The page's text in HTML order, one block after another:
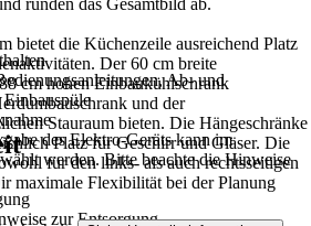
Ab- und
des Elektro-Geräts kann im
werden. Bitte beachte die Hinweise
zur Entsorgung
runden das Gesamtbild ab.
bietet die Küchenzeile ausreichend Platz
Der 60 cm breite
cm hohen Einbaukühlschrank
und der
Stauraum bieten. Die Hängeschränke
Platz für Geschirr und Gläser. Die
für den links- als auch rechtsseitigen
maximale Flexibilität bei der Planung